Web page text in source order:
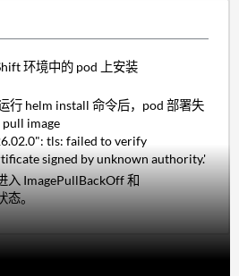
环境中的 pod 上安装
行 helm install 命令后，pod 部署失
image
tls: failed to verify
signed by unknown authority.'
入 ImagePullBackOff 和
。